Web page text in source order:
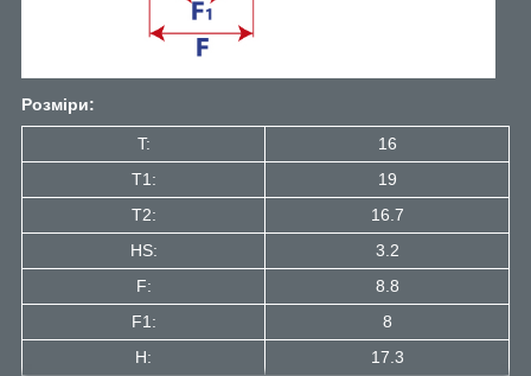
Розміри:
T:
16
T1:
19
Т2:
16.7
HS:
3.2
F:
8.8
F1:
8
H:
17.3